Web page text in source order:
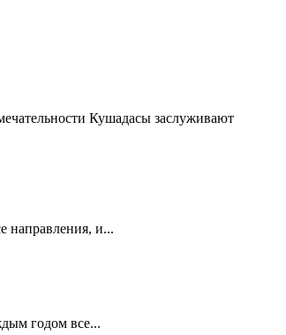
Кушадасы заслуживают
направления, и...
годом все...